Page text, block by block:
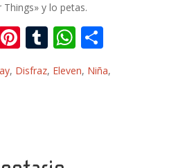
Things» y lo petas.
Pi
nt
er
T
u
m
W
h
at m
, Disfraz, Eleven, Niña,